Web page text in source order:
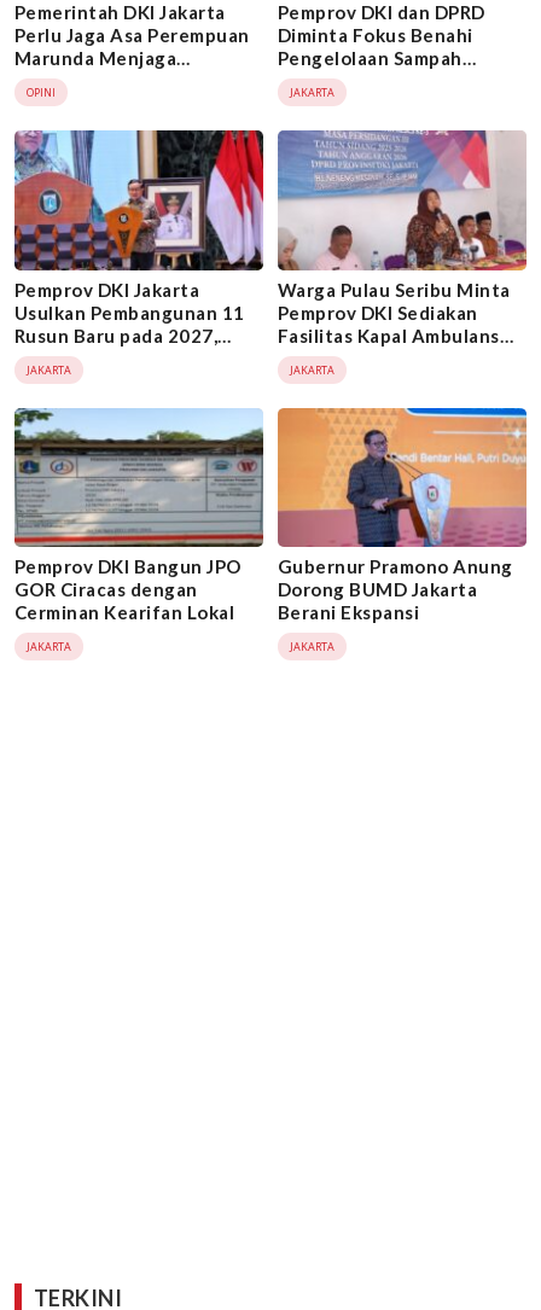
Pemerintah DKI Jakarta
Perlu Jaga Asa Perempuan
Marunda Menjaga
Ekosistem Pesisir
OPINI
Pemprov DKI dan DPRD
Diminta Fokus Benahi
Pengelolaan Sampah
Jakarta, Bukan Sekadar
Kampanye Pilah Sampah
JAKARTA
Pemprov DKI Jakarta
Usulkan Pembangunan 11
Rusun Baru pada 2027,
Dukung Program 3 Juta
Rumah
JAKARTA
Warga Pulau Seribu Minta
Pemprov DKI Sediakan
Fasilitas Kapal Ambulans
Angkut Pasien Rujukan
Darurat
JAKARTA
Pemprov DKI Bangun JPO
GOR Ciracas dengan
Cerminan Kearifan Lokal
JAKARTA
Gubernur Pramono Anung
Dorong BUMD Jakarta
Berani Ekspansi
JAKARTA
TERKINI